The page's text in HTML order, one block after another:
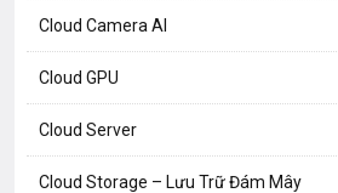
Cloud Camera AI
Cloud GPU
Cloud Server
Cloud Storage – Lưu Trữ Đám Mây